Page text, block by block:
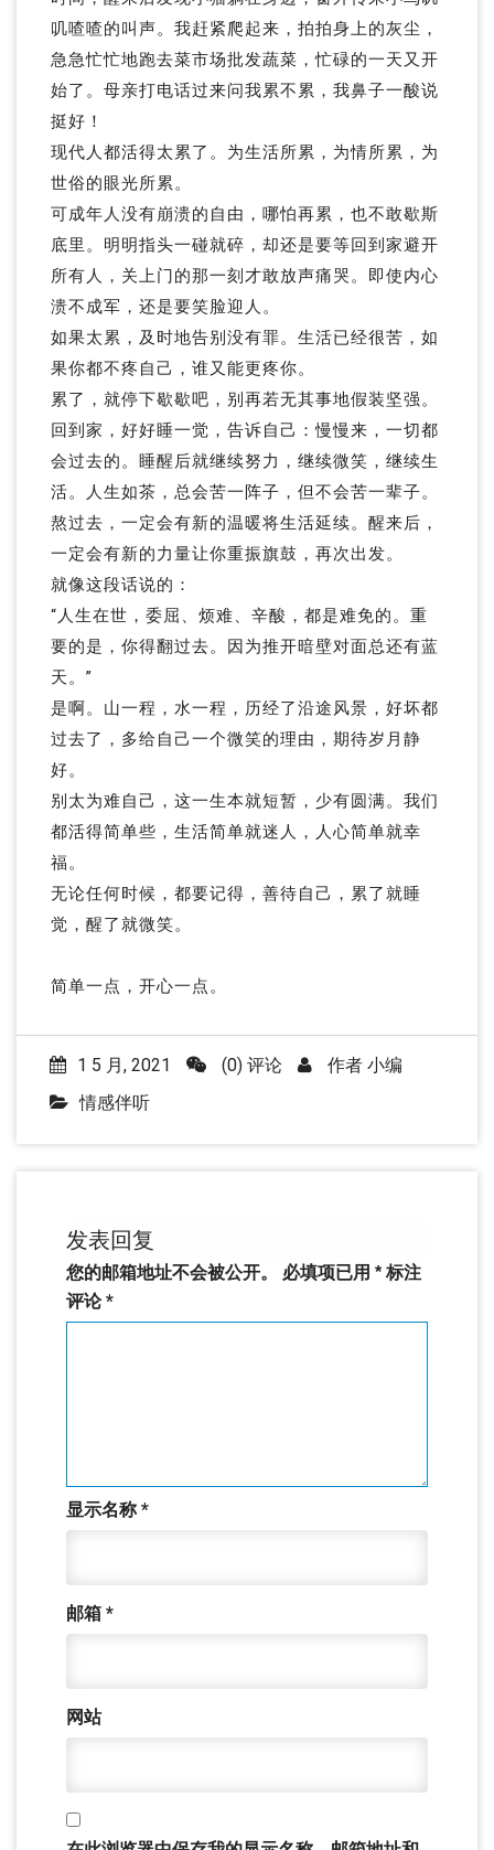
叽喳喳的叫声。我赶紧爬起来，拍拍身上的灰尘，
急急忙忙地跑去菜市场批发蔬菜，忙碌的一天又开
始了。母亲打电话过来问我累不累，我鼻子一酸说
挺好！
现代人都活得太累了。为生活所累，为情所累，为
世俗的眼光所累。
可成年人没有崩溃的自由，哪怕再累，也不敢歇斯
底里。明明指头一碰就碎，却还是要等回到家避开
所有人，关上门的那一刻才敢放声痛哭。即使内心
溃不成军，还是要笑脸迎人。
如果太累，及时地告别没有罪。生活已经很苦，如
果你都不疼自己，谁又能更疼你。
累了，就停下歇歇吧，别再若无其事地假装坚强。
回到家，好好睡一觉，告诉自己：慢慢来，一切都
会过去的。睡醒后就继续努力，继续微笑，继续生
活。人生如茶，总会苦一阵子，但不会苦一辈子。
熬过去，一定会有新的温暖将生活延续。醒来后，
一定会有新的力量让你重振旗鼓，再次出发。
就像这段话说的：
“人生在世，委屈、烦难、辛酸，都是难免的。重
要的是，你得翻过去。因为推开暗壁对面总还有蓝
天。”
是啊。山一程，水一程，历经了沿途风景，好坏都
过去了，多给自己一个微笑的理由，期待岁月静
好。
别太为难自己，这一生本就短暂，少有圆满。我们
都活得简单些，生活简单就迷人，人心简单就幸
福。
无论任何时候，都要记得，善待自己，累了就睡
觉，醒了就微笑。
简单一点，开心一点。
1 5 月, 2021 (0) 评论 作者 小编
情感伴听
发表回复
您的邮箱地址不会被公开。 必填项已用 * 标注
评论*
显示名称*
邮箱 *
网站